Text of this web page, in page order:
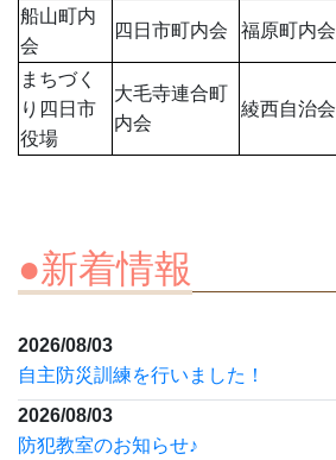
船山町内
会
四日市町内会 福原町内会
まちづく
り四日市
役場
大毛寺連合町
内会
綾西自治会
●新着情報
2026/08/03
自主防災訓練を行いました！
2026/08/03
防犯教室のお知らせ♪